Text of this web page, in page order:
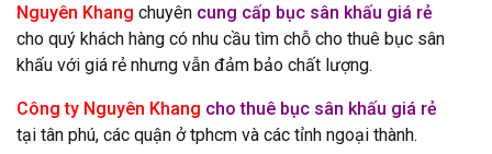
Nguyên Khang chuyên cung cấp bục sân khấu giá rẻ
cho quý khách hàng có nhu cầu tìm chỗ cho thuê bục sân
khấu với giá rẻ nhưng vẫn đảm bảo chất lượng.
Công ty Nguyên Khang cho thuê bục sân khấu giá rẻ
tại tân phú, các quận ở tphcm và các tỉnh ngoại thành.